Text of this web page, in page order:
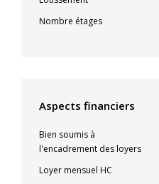
Nombre étages
Aspects financiers
Bien soumis à
l'encadrement des loyers
Loyer mensuel HC